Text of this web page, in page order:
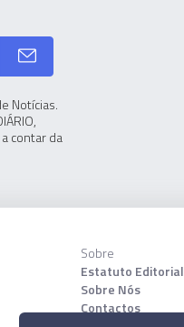
Notícias.
contar da
Sobre
Estatuto Editorial
Sobre Nós
Contactos